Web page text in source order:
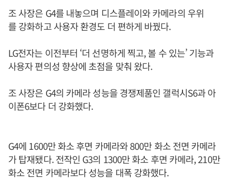
조 사장은 G4를 내놓으며 디스플레이와 카메라의 우위
를 강화하고 사용자 환경도 더 편하게 바꿨다.
LG전자는 이전부터 ‘더 선명하게 찍고, 볼 수 있는’ 기능과
사용자 편의성 향상에 초점을 맞춰 왔다.
조 사장은 G4의 카메라 성능을 경쟁제품인 갤럭시S6과 아
이폰6보다 더 강화했다.
G4에 1600만 화소 후면 카메라와 800만 화소 전면 카메라
가 탑재됐다. 전작인 G3의 1300만 화소 후면 카메라, 210만
화소 전면 카메라보다 성능을 대폭 강화했다.